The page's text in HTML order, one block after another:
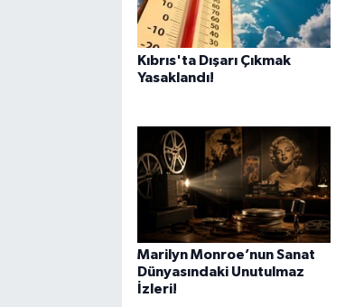
Kıbrıs'ta Dışarı Çıkmak
Yasaklandı!
Marilyn Monroe’nun Sanat
Dünyasındaki Unutulmaz
İzleri!